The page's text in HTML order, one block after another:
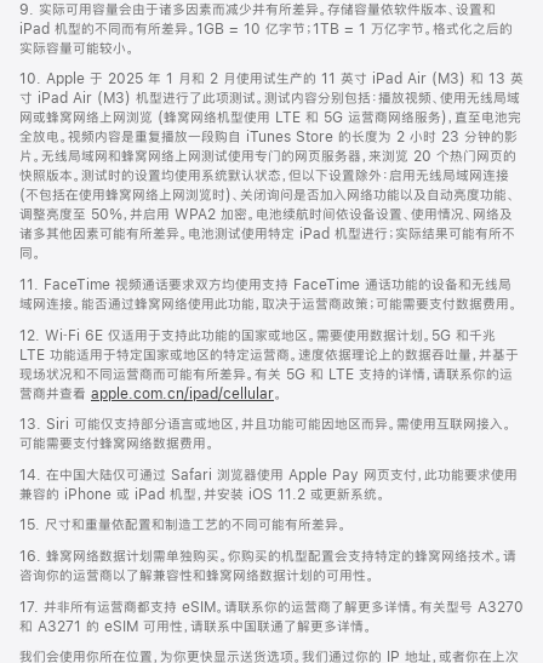
9. 实际可用容量会由于诸多因素而减少并有所差异。存储容量依软件版本、设置和
iPad 机型的不同而有所差异。1GB = 10 亿字节；1TB = 1 万亿字节。格式化之后的
实际容量可能较小。
10. Apple 于 2025 年 1 月和 2 月使用试生产的 11 英寸 iPad Air (M3) 和 13 英
寸 iPad Air (M3) 机型进行了此项测试。测试内容分别包括：播放视频、使用无线局域
网或蜂窝网络上网浏览 (蜂窝网络机型使用 LTE 和 5G 运营商网络服务)，直至电池完
全放电。视频内容是重复播放一段购自 iTunes Store 的长度为 2 小时 23 分钟的影
片。无线局域网和蜂窝网络上网测试使用专门的网页服务器，来浏览 20 个热门网页的
快照版本。测试时的设置均使用系统默认状态，但以下设置除外：启用无线局域网连接
(不包括在使用蜂窝网络上网浏览时)、关闭询问是否加入网络功能以及自动亮度功能、
调整亮度至 50%，并启用 WPA2 加密。电池续航时间依设备设置、使用情况、网络及
诸多其他因素可能有所差异。电池测试使用特定 iPad 机型进行；实际结果可能有所不
同。
11. FaceTime 视频通话要求双方均使用支持 FaceTime 通话功能的设备和无线局
域网连接。能否通过蜂窝网络使用此功能，取决于运营商政策；可能需要支付数据费用。
12. Wi‑Fi 6E 仅适用于支持此功能的国家或地区。需要使用数据计划。5G 和千兆
LTE 功能适用于特定国家或地区的特定运营商。速度依据理论上的数据吞吐量，并基于
现场状况和不同运营商而可能有所差异。有关 5G 和 LTE 支持的详情，请联系你的运
营商并查看 apple.com.cn/ipad/cellular。
13. Siri 可能仅支持部分语言或地区，并且功能可能因地区而异。需使用互联网接入。
可能需要支付蜂窝网络数据费用。
14. 在中国大陆仅可通过 Safari 浏览器使用 Apple Pay 网页支付，此功能要求使用
兼容的 iPhone 或 iPad 机型，并安装 iOS 11.2 或更新系统。
15. 尺寸和重量依配置和制造工艺的不同可能有所差异。
16. 蜂窝网络数据计划需单独购买。你购买的机型配置会支持特定的蜂窝网络技术。请
咨询你的运营商以了解兼容性和蜂窝网络数据计划的可用性。
17. 并非所有运营商都支持 eSIM。请联系你的运营商了解更多详情。有关型号 A3270
和 A3271 的 eSIM 可用性，请联系中国联通了解更多详情。
我们会使用你所在位置，为你更快显示送货选项。我们通过你的 IP 地址，或者你在上次